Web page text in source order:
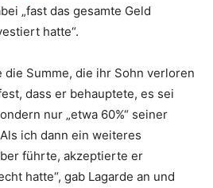
„fast das gesamte Geld
hatte“.
die Summe, die ihr Sohn verloren
dass er behauptete, es sei
nur „etwa 60%“ seiner
ich dann ein weiteres
führte, akzeptierte er
hatte“, gab Lagarde an und